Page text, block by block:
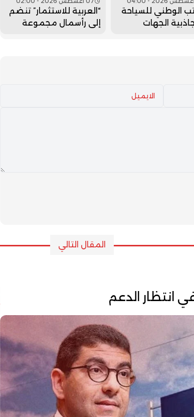
الوطني للسياحة
الجهات
“العربية للاستثمار” تنضم
إلى رأسمال مجموعة
المقال التالي
انتظار الدعم